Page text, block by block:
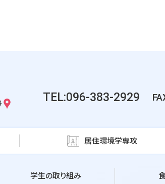
TEL:096-383-2929
居住環境学専攻
学生の取り組み